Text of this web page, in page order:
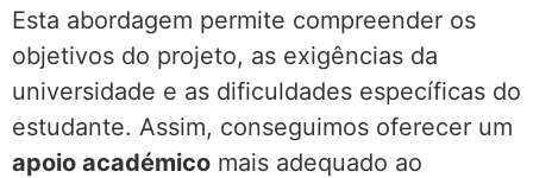
Esta abordagem permite compreender os
objetivos do projeto, as exigências da
universidade e as dificuldades específicas do
estudante. Assim, conseguimos oferecer um
apoio académico mais adequado ao